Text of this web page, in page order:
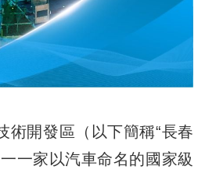
開發區（以下簡稱“長春
一家以汽車命名的國家級